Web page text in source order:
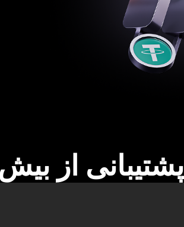
پشتیبانی از بیش از ۱۰۰